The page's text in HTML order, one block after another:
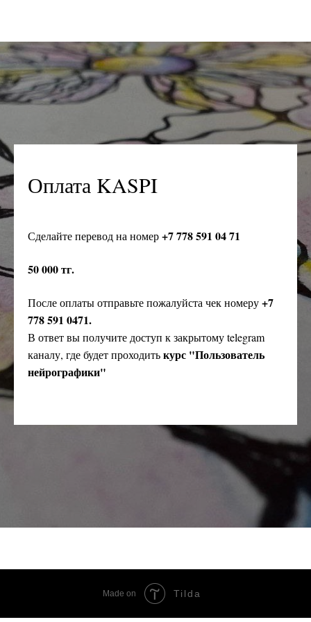
Оплата KASPI
Сделайте перевод на номер+7 778 591 04 71
50 000 тг.
После оплаты отправьте пожалуйста чек номеру+7
778 591 0471.
В ответ вы получите доступ к закрытому telegram
каналу, где будет проходитькурс "Пользователь
нейрографики"
Made on Tilda